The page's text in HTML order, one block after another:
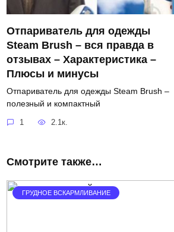
Отпариватель для одежды
Steam Brush – вся правда в
отзывах – Характеристика –
Плюсы и минусы
Отпариватель для одежды Steam Brush –
полезный и компактный
1 2.1к.
Смотрите также…
ГРУДНОЕ ВСКАРМЛИВАНИЕ